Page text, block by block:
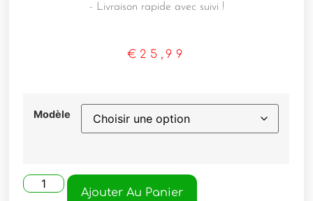
- Livraison rapide avec suivi !
€ 25,99
Modèle
Ajouter Au Panier